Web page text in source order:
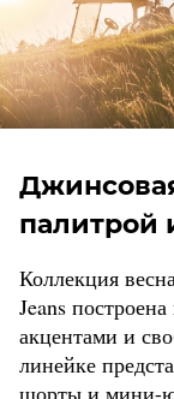
палитрой
Коллекция
Jeans
акцентами и
линейке